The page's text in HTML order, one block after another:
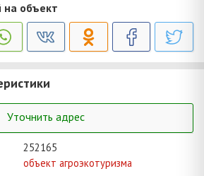
на объект
Уточнить адрес
252165
объект агроэкотуризма